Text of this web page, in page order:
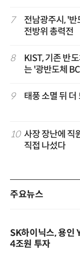
7
전남광주시, '
전방위 총력전
8
KIST, 기존 반
는 '광반도체
9 태풍 소멸 뒤
10 사장 장난에 직
직접 나섰다
주요뉴스
SK하이닉스, 용인
4조원 투자